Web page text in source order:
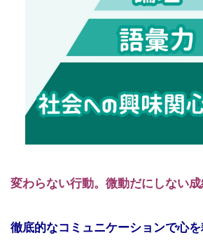
変わらない行動。 微動だにしない成
徹底的なコミュニケーションで心を